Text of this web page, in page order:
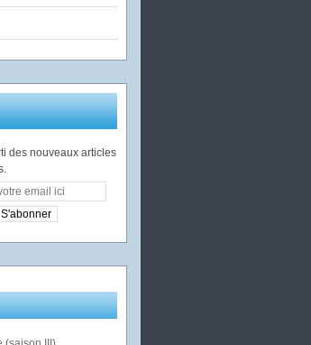
des nouveaux articles